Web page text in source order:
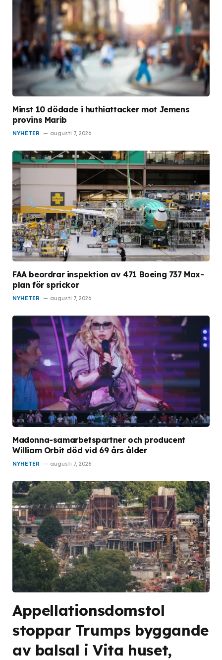
Minst 10 dödade i huthiattacker mot Jemens
provins Marib
NYHETER augusti 7, 2026
FAA beordrar inspektion av 471 Boeing 737 Max-
plan för sprickor
NYHETER augusti 7, 2026
Madonna-samarbetspartner och producent
William Orbit död vid 69 års ålder
NYHETER augusti 7, 2026
Appellationsdomstol
stoppar Trumps byggande
av balsal i Vita huset,